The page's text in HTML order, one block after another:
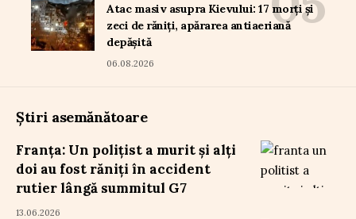
Atac masiv asupra Kievului: 17 morți și
zeci de răniți, apărarea antiaeriană
depășită
06.08.2026
Știri asemănătoare
Franța: Un polițist a murit și alți
doi au fost răniți în accident
rutier lângă summitul G7
13.06.2026